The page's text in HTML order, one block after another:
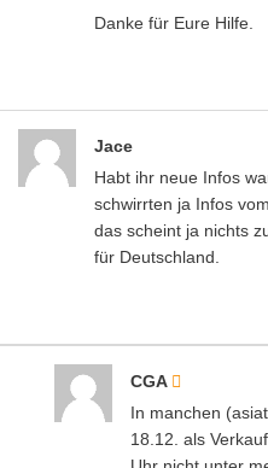
Danke für Eure Hilfe.
Jace
Habt ihr neue Infos
schwirrten ja Infos
das scheint ja nichts
für Deutschland.
CGA
In manchen
18.12. als